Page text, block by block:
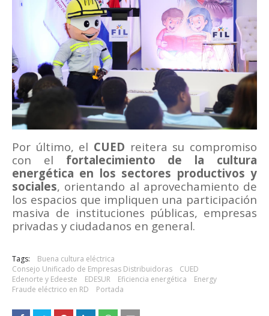
Por último, el CUED reitera su compromiso
con el fortalecimiento de la cultura
energética en los sectores productivos y
sociales, orientando al aprovechamiento de
los espacios que impliquen una participación
masiva de instituciones públicas, empresas
privadas y ciudadanos en general.
Tags:
Buena cultura eléctrica
Consejo Unificado de Empresas Distribuidoras
CUED
Edenorte y Edeeste
EDESUR Eficiencia energética
Energy
Fraude eléctrico en RD
Portada